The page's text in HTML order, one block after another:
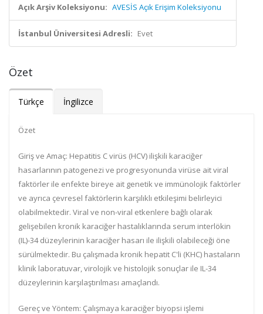
Açık Arşiv Koleksiyonu: AVESİS Açık Erişim Koleksiyonu
İstanbul Üniversitesi Adresli: Evet
Özet
Türkçe İngilizce
Özet
Giriş ve Amaç: Hepatitis C virüs (HCV) ilişkili karaciğer
hasarlarının patogenezi ve progresyonunda virüse ait viral
faktörler ile enfekte bireye ait genetik ve immünolojik faktörler
ve ayrıca çevresel faktörlerin karşılıklı etkileşimi belirleyici
olabilmektedir. Viral ve non-viral etkenlere bağlı olarak
gelişebilen kronik karaciğer hastalıklarında serum interlökin
(IL)-34 düzeylerinin karaciğer hasarı ile ilişkili olabileceği öne
sürülmektedir. Bu çalışmada kronik hepatit C'li (KHC) hastaların
klinik laboratuvar, virolojik ve histolojik sonuçlar ile IL-34
düzeylerinin karşılaştırılması amaçlandı.
Gereç ve Yöntem: Çalışmaya karaciğer biyopsi işlemi